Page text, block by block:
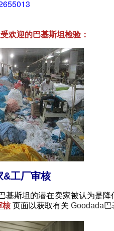
欢迎的巴基斯坦检验：
&工厂审核
基斯坦的潜在卖家被认为是
核页面以获取有关 Goodada巴